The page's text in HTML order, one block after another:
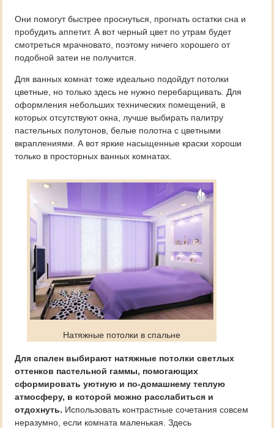
Они помогут быстрее проснуться, прогнать остатки сна и
пробудить аппетит. А вот черный цвет по утрам будет
смотреться мрачновато, поэтому ничего хорошего от
подобной затеи не получится.
Для ванных комнат тоже идеально подойдут потолки
цветные, но только здесь не нужно перебарщивать. Для
оформления небольших технических помещений, в
которых отсутствуют окна, лучше выбирать палитру
пастельных полутонов, белые полотна с цветными
вкраплениями. А вот яркие насыщенные краски хороши
только в просторных ванных комнатах.
Натяжные потолки в спальне
Для спален выбирают натяжные потолки светлых
оттенков пастельной гаммы, помогающих
сформировать уютную и по-домашнему теплую
атмосферу, в которой можно расслабиться и
отдохнуть. Использовать контрастные сочетания совсем
неразумно, если комната маленькая. Здесь